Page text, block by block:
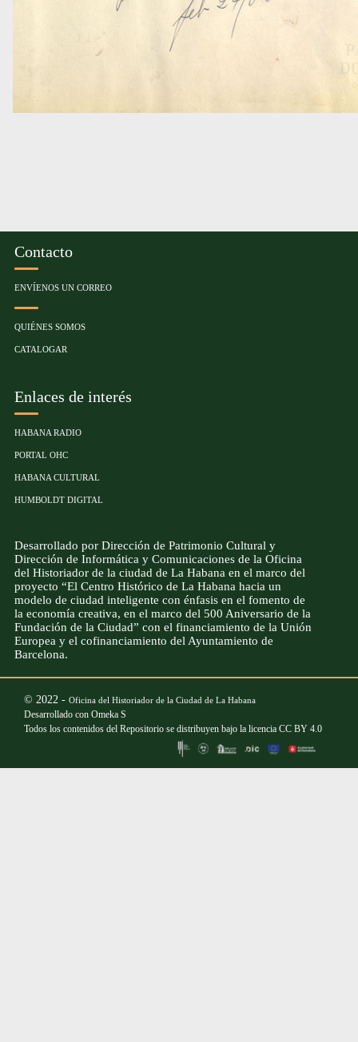
Contacto
ENVÍENOS UN CORREO
QUIÉNES SOMOS
CATALOGAR
Enlaces de interés
HABANA RADIO
PORTAL OHC
HABANA CULTURAL
HUMBOLDT DIGITAL
Desarrollado por Dirección de Patrimonio Cultural y
Dirección de Informática y Comunicaciones de la Oficina
del Historiador de la ciudad de La Habana en el marco del
proyecto “El Centro Histórico de La Habana hacia un
modelo de ciudad inteligente con énfasis en el fomento de
la economía creativa, en el marco del 500 Aniversario de la
Fundación de la Ciudad” con el financiamiento de la Unión
Europea y el cofinanciamiento del Ayuntamiento de
Barcelona.
© 2022 - Oficina del Historiador de la Ciudad de La Habana
Desarrollado con Omeka S
Todos los contenidos del Repositorio se distribuyen bajo la licencia CC BY 4.0